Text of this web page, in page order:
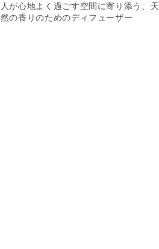
人が心地よく過ごす空間に寄り添う、天
然の香りのためのディフューザー